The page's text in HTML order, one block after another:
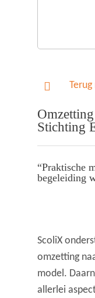
Stichting
“Praktische
begeleiding
ScoliX
omzetting
model.
allerlei